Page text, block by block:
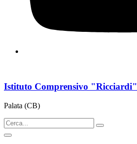
Istituto Comprensivo "Ricciardi"
Palata (CB)